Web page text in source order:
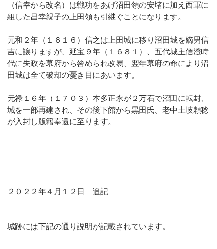
（信幸から改名）は戦功をあげ沼田領の安堵に加え西軍に
組した昌幸親子の上田領も引継ぐことになります。
元和２年（１６１６）信之は上田城に移り沼田城を嫡男信
吉に譲りますが、延宝９年（１６８１）、五代城主信澄時
代に失政を幕府から咎められ改易、翌年幕府の命により沼
田城は全て破却の憂き目にあいます。
元禄１６年（１７０３）本多正永が２万石で沼田に転封、
城を一部再建され、その後下館から黒田氏、老中土岐頼稔
が入封し版籍奉還に至ります。
２０２２年４月１２日 追記
城跡には下記の通り説明が記載されています。